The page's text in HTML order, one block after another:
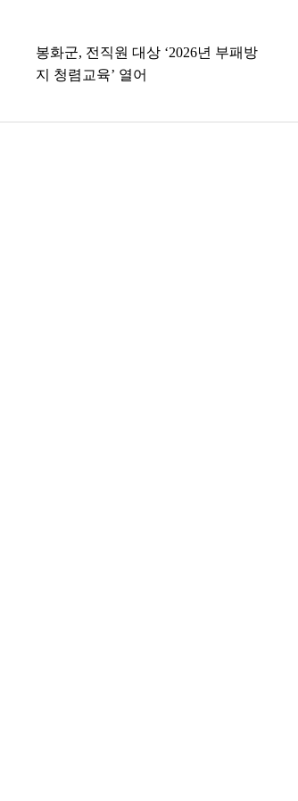
봉화군, 전직원 대상 ‘2026년 부패방
지 청렴교육’ 열어